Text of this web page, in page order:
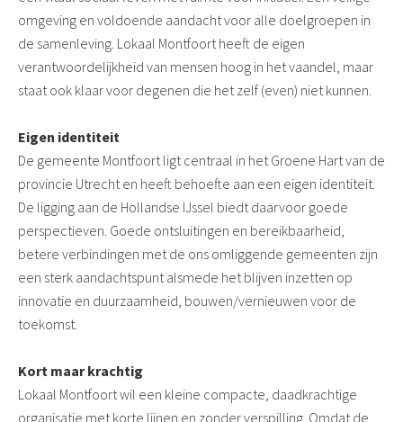
omgeving en voldoende aandacht voor alle doelgroepen in
de samenleving. Lokaal Montfoort heeft de eigen
verantwoordelijkheid van mensen hoog in het vaandel, maar
staat ook klaar voor degenen die het zelf (even) niet kunnen.
Eigen identiteit
De gemeente Montfoort ligt centraal in het Groene Hart van de
provincie Utrecht en heeft behoefte aan een eigen identiteit.
De ligging aan de Hollandse IJssel biedt daarvoor goede
perspectieven. Goede ontsluitingen en bereikbaarheid,
betere verbindingen met de ons omliggende gemeenten zijn
een sterk aandachtspunt alsmede het blijven inzetten op
innovatie en duurzaamheid, bouwen/vernieuwen voor de
toekomst.
Kort maar krachtig
Lokaal Montfoort wil een kleine compacte, daadkrachtige
organisatie met korte lijnen en zonder verspilling. Omdat de